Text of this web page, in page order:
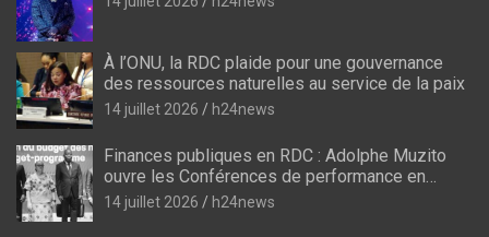
À l’ONU, la RDC plaide pour une gouvernance
des ressources naturelles au service de la paix
14 juillet 2026 h24news
Finances publiques en RDC : Adolphe Muzito
ouvre les Conférences de performance en
prélude au budget-programme de 2028
14 juillet 2026 h24news